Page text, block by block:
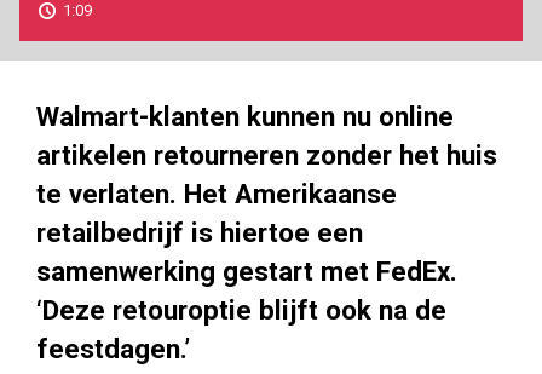
2020-
12-
1:09
Walmart-klanten kunnen nu online
artikelen retourneren zonder het huis
te verlaten. Het Amerikaanse
retailbedrijf is hiertoe een
samenwerking gestart met FedEx.
‘Deze retouroptie blijft ook na de
feestdagen.’